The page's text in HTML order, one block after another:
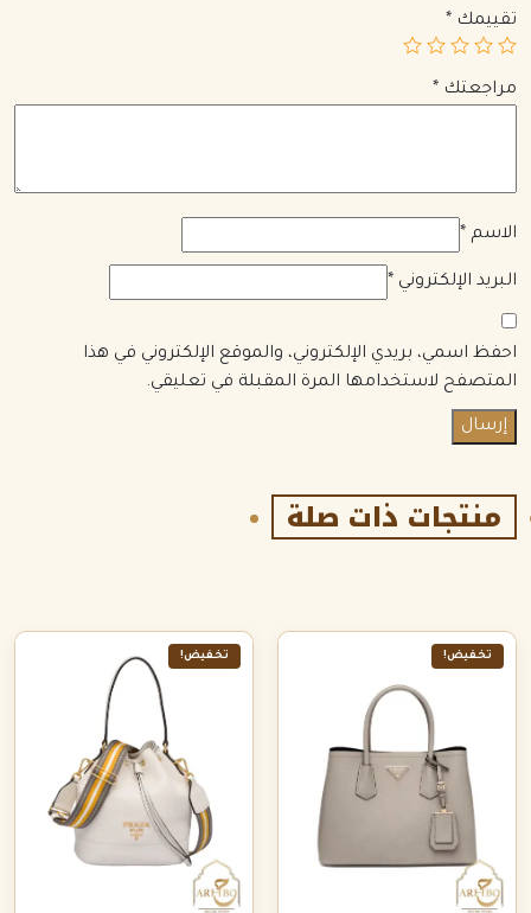
تقييمك *
مراجعتك *
الاسم *
البريد الإلكتروني *
احفظ اسمي، بريدي الإلكتروني، والموقع الإلكتروني في هذا
المتصفح لاستخدامها المرة المقبلة في تعليقي.
منتجات ذات صلة
تخفيض! تخفيض!